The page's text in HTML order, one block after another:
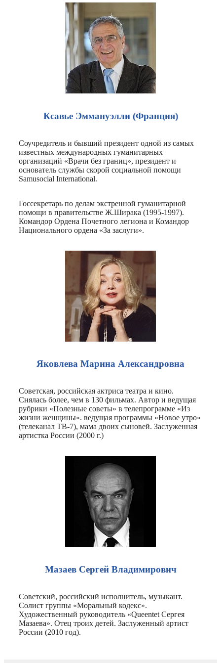
Ксавье Эммануэлли (Франция)
Соучредитель и бывший президент одной из самых
известных международных гуманитарных
организаций «Врачи без границ», президент и
основатель службы скорой социальной помощи
Samusocial International.
Госсекретарь по делам экстренной гуманитарной
помощи в правительстве Ж.Ширака (1995-1997).
Командор Ордена Почетного легиона и Командор
Национального ордена «За заслуги».
Яковлева Марина Александровна
Советская, российская актриса театра и кино.
Снялась более, чем в 130 фильмах. Автор и ведущая
рубрики «Полезные советы» в телепрограмме «Из
жизни женщины». ведущая программы «Новое утро»
(телеканал ТВ-7), мама двоих сыновей. Заслуженная
артистка России (2000 г.)
Мазаев Сергей Владимирович
Советский, российский исполнитель, музыкант.
Солист группы «Моральный кодекс».
Художественный руководитель «Queentet Сергея
Мазаева». Отец троих детей. Заслуженный артист
России (2010 год).